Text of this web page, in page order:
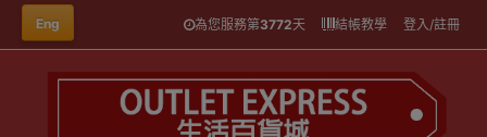
Eng 為您服務第3772天 結帳教學 登入/註冊